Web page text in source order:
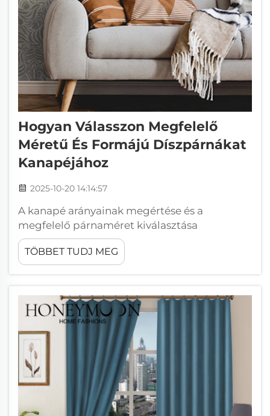
Hogyan Válasszon Megfelelő
Méretű És Formájú Díszpárnákat
Kanapéjához
2025-10-20 14:14:57
A kanapé arányainak megértése és a
megfelelő párnaméret kiválasztása
Dobozpárna méretének illesztése a kanapé
méreteihez az esztétikus megjelenés
érdekében A megfelelő méretű párnák nagy
egy kanapé, anélkül, hogy túlzsúfoltnak tűnne
vagy üresnek...
TÖBBET TUDJ MEG